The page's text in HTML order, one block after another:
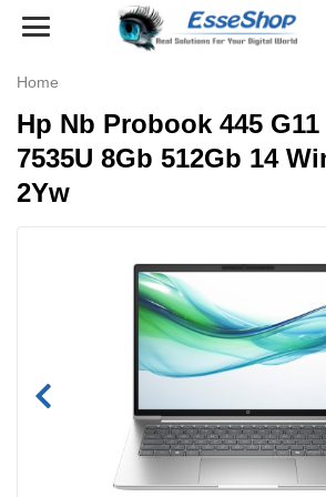
Toggle
Home
Hp Nb Probook 445
7535U 8Gb 512Gb 14
2Yw